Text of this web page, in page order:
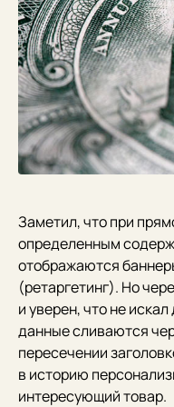
Заметил, что при
определенным
отображаются
(ретаргетинг). Но
и уверен, что не
данные сливаются
пересечении
в историю
интересующий товар.